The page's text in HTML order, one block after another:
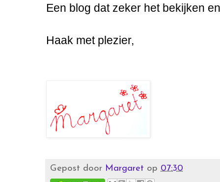
Een blog dat zeker het bekijken
Haak met plezier,
Gepost door Margaret op 07:30